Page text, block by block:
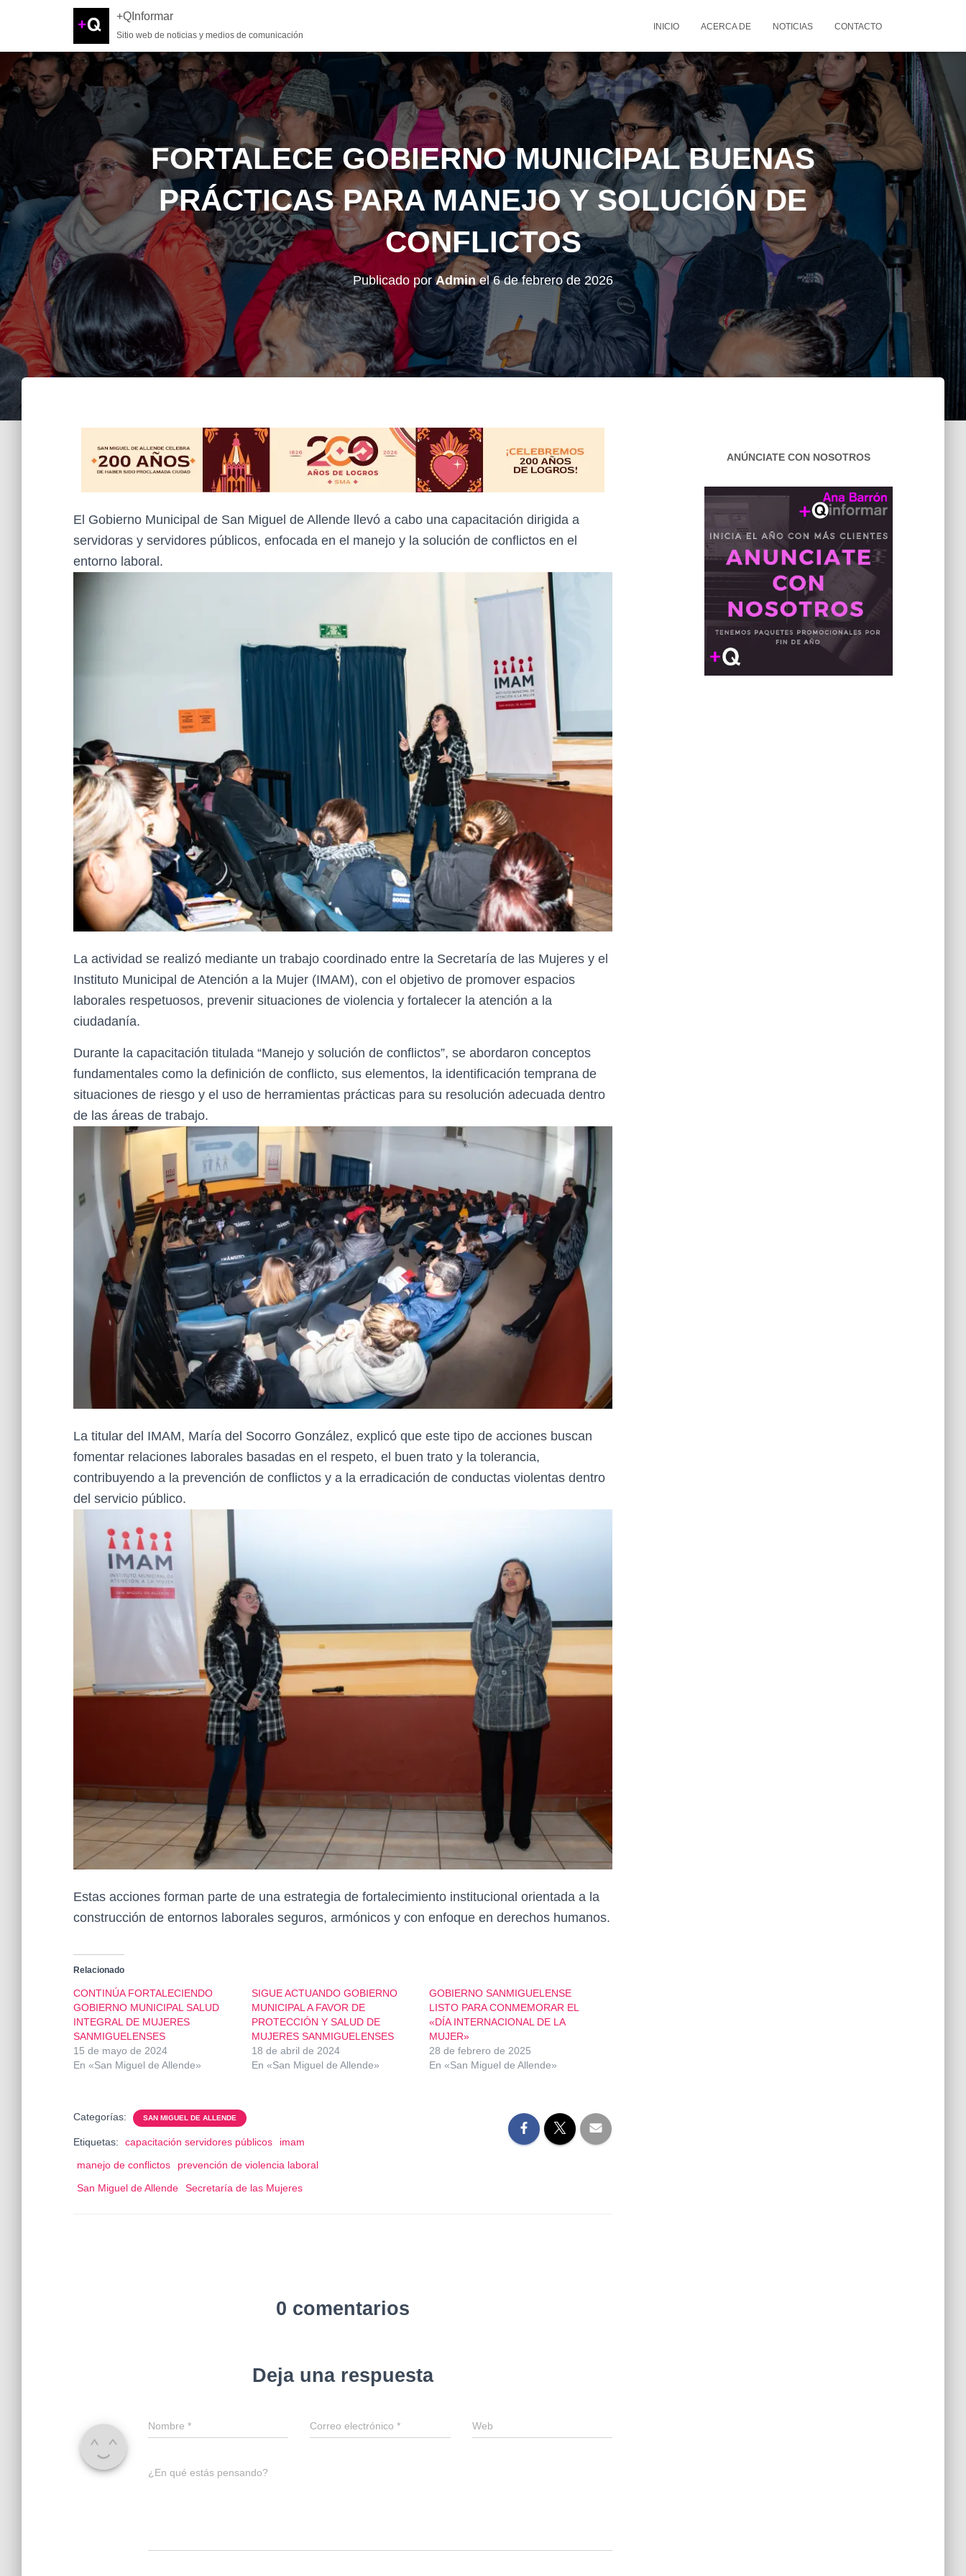
+QInformar
Sitio web de noticias y medios de comunicación
INICIO ACERCA DE NOTICIAS CONTACTO
FORTALECE GOBIERNO MUNICIPAL BUENAS
PRÁCTICAS PARA MANEJO Y SOLUCIÓN DE
CONFLICTOS
Publicado porAdminel6 de febrero de 2026
El Gobierno Municipal de San Miguel de Allende llevó a cabo una capacitación dirigida a
servidoras y servidores públicos, enfocada en el manejo y la solución de conflictos en el
entorno laboral.
La actividad se realizó mediante un trabajo coordinado entre la Secretaría de las Mujeres y el
Instituto Municipal de Atención a la Mujer (IMAM), con el objetivo de promover espacios
laborales respetuosos, prevenir situaciones de violencia y fortalecer la atención a la
ciudadanía.
Durante la capacitación titulada “Manejo y solución de conflictos”, se abordaron conceptos
fundamentales como la definición de conflicto, sus elementos, la identificación temprana de
situaciones de riesgo y el uso de herramientas prácticas para su resolución adecuada dentro
de las áreas de trabajo.
La titular del IMAM, María del Socorro González, explicó que este tipo de acciones buscan
fomentar relaciones laborales basadas en el respeto, el buen trato y la tolerancia,
contribuyendo a la prevención de conflictos y a la erradicación de conductas violentas dentro
del servicio público.
Estas acciones forman parte de una estrategia de fortalecimiento institucional orientada a la
construcción de entornos laborales seguros, armónicos y con enfoque en derechos humanos.
Relacionado
CONTINÚA FORTALECIENDO
GOBIERNO MUNICIPAL SALUD
INTEGRAL DE MUJERES
SANMIGUELENSES
15 de mayo de 2024
En «San Miguel de Allende»
SIGUE ACTUANDO GOBIERNO
MUNICIPAL A FAVOR DE
PROTECCIÓN Y SALUD DE
MUJERES SANMIGUELENSES
18 de abril de 2024
En «San Miguel de Allende»
GOBIERNO SANMIGUELENSE
LISTO PARA CONMEMORAR EL
«DÍA INTERNACIONAL DE LA
MUJER»
28 de febrero de 2025
En «San Miguel de Allende»
Categorías: SAN MIGUEL DE ALLENDE
Etiquetas: capacitación servidores públicos
imam
manejo de conflictos
prevención de violencia laboral
San Miguel de Allende
Secretaría de las Mujeres
0 comentarios
Deja una respuesta
Nombre * Correo electrónico* Web
¿En qué estás pensando?
ANÚNCIATE CON NOSOTROS